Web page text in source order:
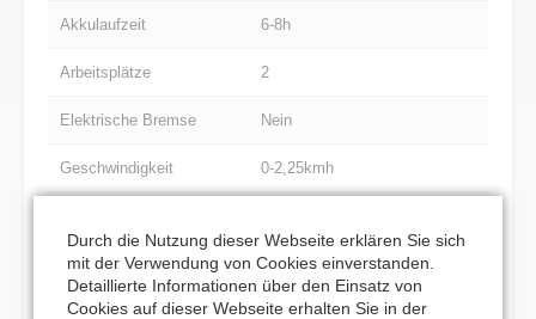
Akkulaufzeit 6-8h
Arbeitsplätze 2
Elektrische Bremse Nein
Geschwindigkeit 0-2,25kmh
BESCHREIBUNG
Durch die Nutzung dieser Webseite erklären Sie sich
mit der Verwendung von Cookies einverstanden.
Detaillierte Informationen über den Einsatz von
Cookies auf dieser Webseite erhalten Sie in der